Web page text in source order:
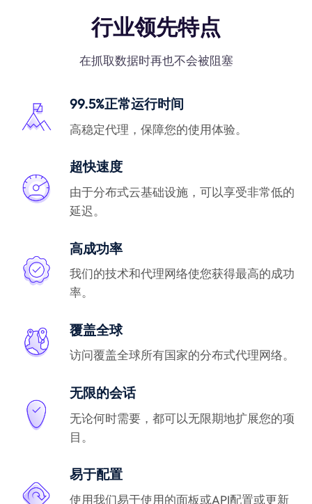
行业领先特点
在抓取数据时再也不会被阻塞
99.5%正常运行时间
高稳定代理，保障您的使用体验。
超快速度
由于分布式云基础设施，可以享受非常低的
延迟。
高成功率
我们的技术和代理网络使您获得最高的成功
率。
覆盖全球
访问覆盖全球所有国家的分布式代理网络。
无限的会话
无论何时需要，都可以无限期地扩展您的项
目。
易于配置
使用我们易于使用的面板或API配置或更新